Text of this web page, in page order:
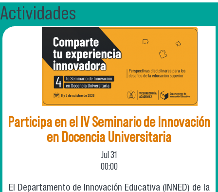
Actividades
Participa en el IV Seminario de Innovación
en Docencia Universitaria
Jul 31
00:00
El Departamento de Innovación Educativa (INNED) de la